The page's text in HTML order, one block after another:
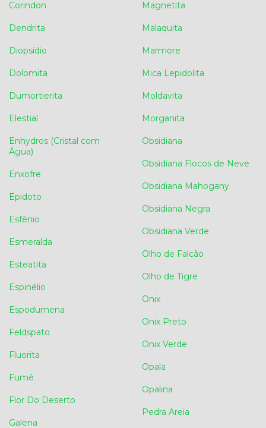
Corindon
Dendrita
Diopsídio
Dolomita
Dumortierita
Elestial
Enhydros (Cristal com
Água)
Enxofre
Epidoto
Esfênio
Esmeralda
Esteatita
Espinélio
Espodumena
Feldspato
Fluorita
Fumê
Flor Do Deserto
Galena
Magnetita
Malaquita
Marmore
Mica Lepidolita
Moldavita
Morganita
Obsidiana
Obsidiana Flocos de Neve
Obsidiana Mahogany
Obsidiana Negra
Obsidiana Verde
Olho de Falcão
Olho de Tigre
Onix
Onix Preto
Onix Verde
Opala
Opalina
Pedra Areia